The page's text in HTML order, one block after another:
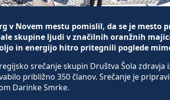
v Novem mestu pomislil, da se je mesto
skupine ljudi v značilnih oranžnih
in energijo hitro pritegnili poglede
srečanje skupin Društva Šola zdravja
približno 350 članov. Srečanje je
Darinke Smrke.